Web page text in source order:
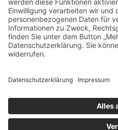
Bitte schreiben Sie uns
einfach eine E-Mail:
kontakt@stop-dem-
frauenhandel.de